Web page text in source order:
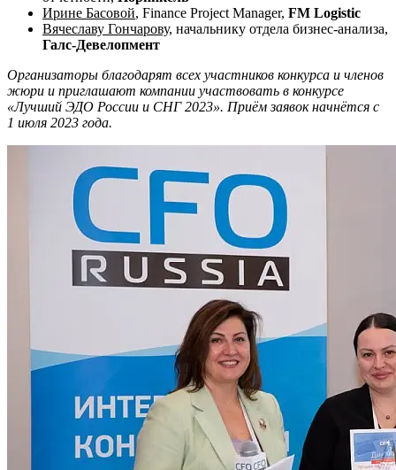
Ирине Басовой, Finance Project Manager, FM Logistic
Вячеславу Гончарову, начальнику отдела бизнес-анализа,
Галс-Девелопмент
Организаторы благодарят всех участников конкурса и членов
жюри и приглашают компании участвовать в конкурсе
«Лучший ЭДО России и СНГ 2023». Приём заявок начнётся с
1 июля 2023 года.